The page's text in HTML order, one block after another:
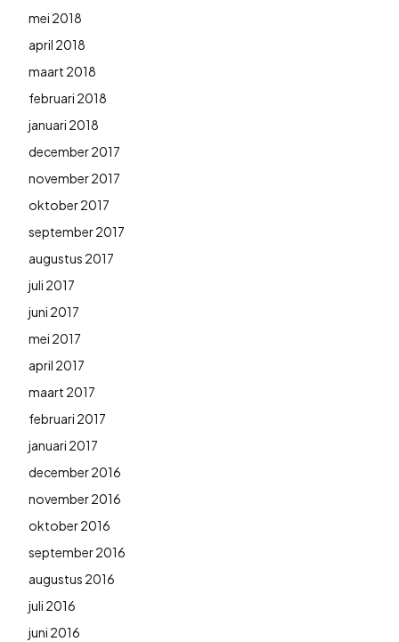
mei 2018
april 2018
maart 2018
februari 2018
januari 2018
december 2017
november 2017
oktober 2017
september 2017
augustus 2017
juli 2017
juni 2017
mei 2017
april 2017
maart 2017
februari 2017
januari 2017
december 2016
november 2016
oktober 2016
september 2016
augustus 2016
juli 2016
juni 2016